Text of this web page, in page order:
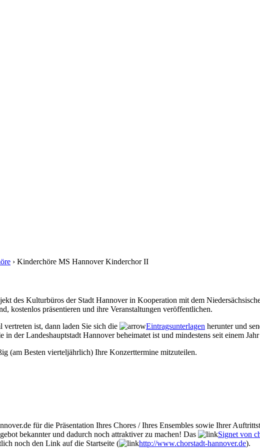
› Kinderchöre MS Hannover Kinderchor II
des Kulturbüros der Stadt Hannover in Kooperation mit dem
kostenlos präsentieren und ihre Veranstaltungen veröffentlichen.
ist, dann laden Sie sich die
Eintragsunterlagen herunter und
in der Landeshauptstadt Hannover beheimatet ist und mindestens seit einem
(am Besten vierteljährlich) Ihre Konzerttermine mitzuteilen.
für die Präsentation Ihres Chores / Ihres Ensembles sowie Ihrer
bekannter und dadurch noch attraktiver zu machen! Das
Signet von
noch den Link auf die Startseite (
http://www.chorstadt-hannover.de).